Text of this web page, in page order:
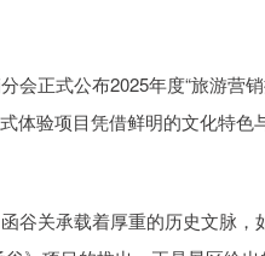
正式公布2025年度“旅游营
验项目凭借鲜明的文化特色
关承载着厚重的历史文脉，